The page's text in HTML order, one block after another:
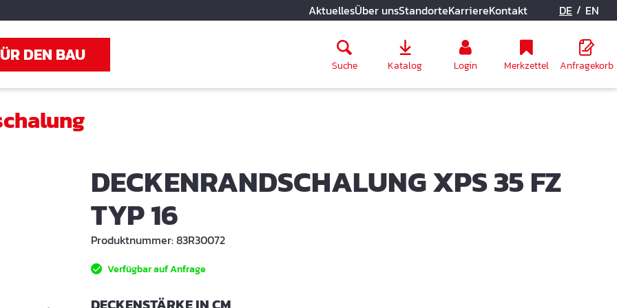
AktuellesÜber unsStandorteKarriereKontakt DE / EN
DEN BAU Suche Katalog Login Merkzettel Anfragekorb
DECKENRANDSCHALUNG XPS 35 FZ
TYP 16
Produktnummer:83R30072
Verfügbar auf Anfrage
AUSWÄHLEN